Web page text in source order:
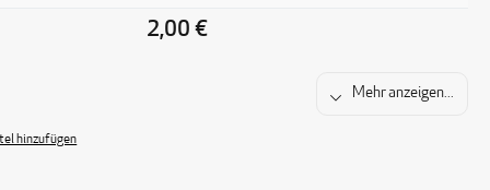
2,00 €
Mehr anzeigen...
hinzufügen